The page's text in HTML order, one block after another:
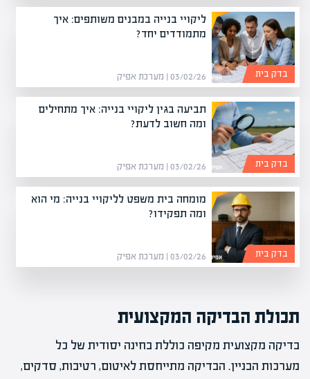
ליקויי בנייה במבנים משותפים: איך
מתמודדים יחד?
03/02/26 | מערכת אפיק בדק בית
תביעה בגין ליקויי בנייה: איך מתחילים
ומה חשוב לדעת?
03/02/26 | מערכת אפיק בדק בית
מומחה בית משפט לליקויי בנייה: מי הוא
ומה תפקידו?
03/02/26 | מערכת אפיק בדק בית
תכולת הבדיקה המקצועית
בדיקה מקצועית מקיפה כוללת בחינה יסודית של כל
מערכות הבניין. הבדיקה מתייחסת לאיטום, רטיבות, סדקים,